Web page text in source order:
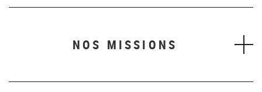
NOS MISSIONS